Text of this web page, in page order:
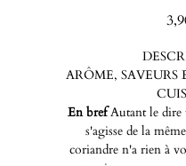
ARÔME,
En brefAutant le dire
s'agisse de la
coriandre n'a rien à